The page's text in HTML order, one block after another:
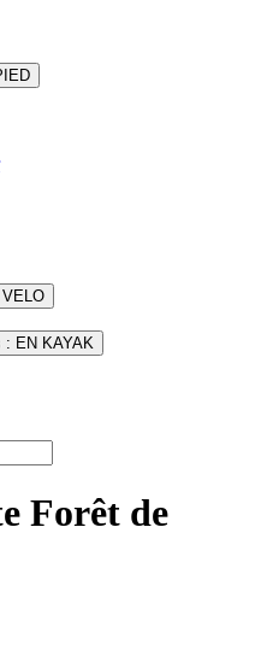
: EN KAYAK
Forêt de